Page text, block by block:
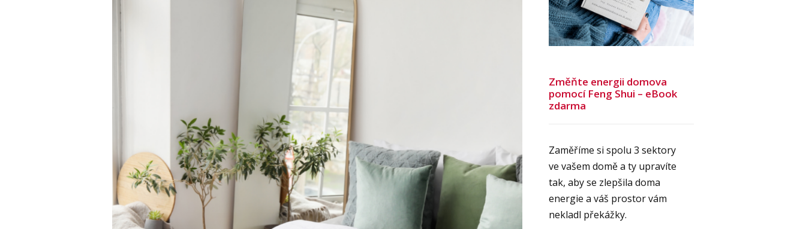
Změňte energii domova
pomocí Feng Shui – eBook
zdarma
Zaměříme si spolu 3 sektory
ve vašem domě a ty upravíte
tak, aby se zlepšila doma
energie a váš prostor vám
nekladl překážky.